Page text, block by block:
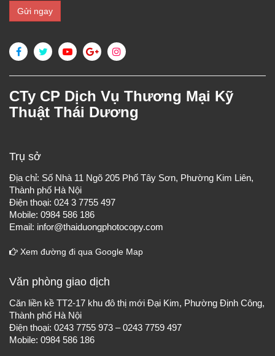
CTy CP Dịch Vụ Thương Mại Kỹ
Thuật Thái Dương
Trụ sở
Địa chỉ: Số Nhà 11 Ngõ 205 Phố Tây Sơn, Phường Kim Liên,
Thành phố Hà Nội
Điện thoại: 024 3 7755 497
Mobile: 0984 586 186
Email: infor@thaiduongphotocopy.com
Xem đường đi qua Google Map
Văn phòng giao dịch
Căn liền kề TT2-17 khu đô thị mới Đại Kim, Phường Định Công,
Thành phố Hà Nội
Điện thoại: 0243 7755 973 – 0243 7759 497
Mobile: 0984 586 186